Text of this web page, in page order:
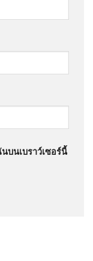
บนเบราว์เซอร์นี้